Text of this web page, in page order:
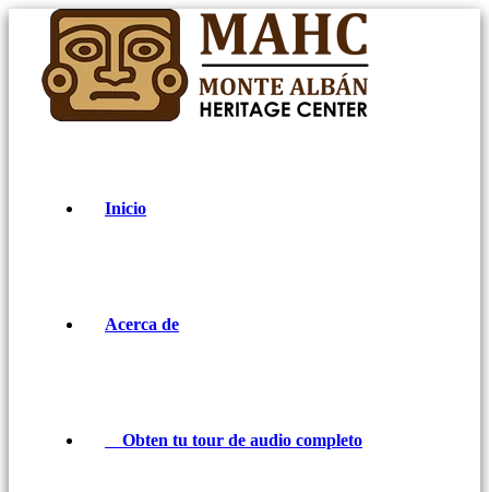
Inicio
Acerca de
Obten tu tour de audio completo